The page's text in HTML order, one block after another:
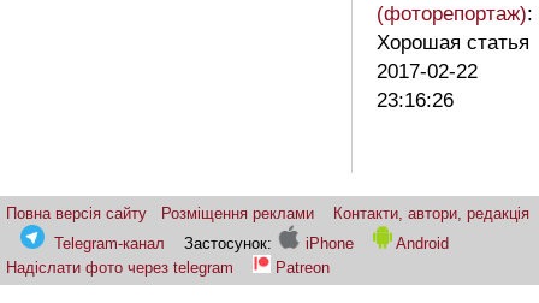
(фоторепортаж):
Хорошая статья
2017-02-22
23:16:26
Повна версія сайту Розміщення реклами
Контакти, автори, редакція
Telegram-канал
Застосунок: iPhone
Android
Надіслати фото через telegram
Patreon